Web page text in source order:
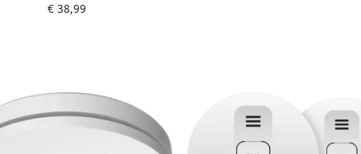
€ 38,99